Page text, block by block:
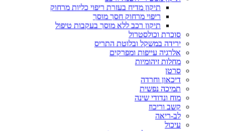
תיקון מדיח בעזרת ריפוי כליות מרחוק
ריפוי מרחוק חסך מוסך
תיקון רכב ללא מוסך בעקבות טיפול
סוכרת וכולסטרול
ירידה במשקל ובלוטת התריס
אלרגיה עייפות ומפרקים
מחלות זיהומיות
סרטן
דיכאון וחרדה
תמיכה נפשית
מוח ונדודי שינה
קשב וריכוז
לב-ריאה
עיכול